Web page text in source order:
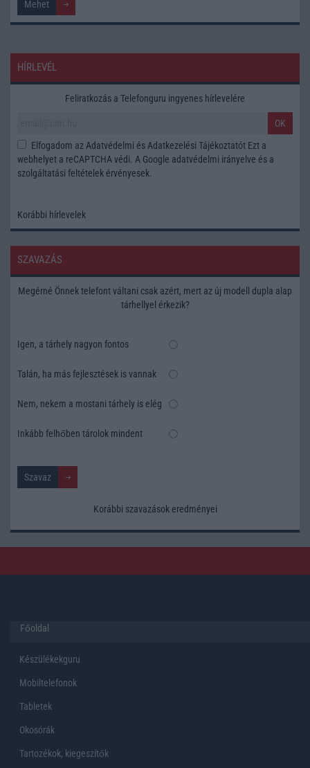
HÍRLEVÉL
Feliratkozás a Telefonguru ingyenes hírlevelére
OK
Elfogadom az Adatvédelmi és Adatkezelési Tájékoztatót Ezt a
webhelyet a reCAPTCHA védi. A Google adatvédelmi irányelve és a
szolgáltatási feltételek érvényesek.
Korábbi hírlevelek
SZAVAZÁS
Megérné Önnek telefont váltani csak azért, mert az új modell dupla alap
tárhellyel érkezik?
Igen, a tárhely nagyon fontos
Talán, ha más fejlesztések is vannak
Nem, nekem a mostani tárhely is elég
Inkább felhőben tárolok mindent
Korábbi szavazások eredményei
Főoldal
Készülékekguru
Mobiltelefonok
Tabletek
Okosórák
Tartozékok, kiegeszítők